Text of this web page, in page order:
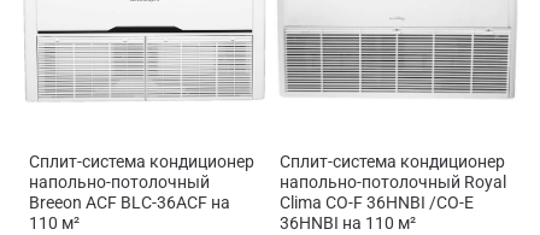
Сплит-система кондиционер
напольно-потолочный
Breeon ACF BLC-36ACF на
110 м²
Сплит-система кондиционер
напольно-потолочный Royal
Clima CO-F 36HNBI /CO-E
36HNBI на 110 м²